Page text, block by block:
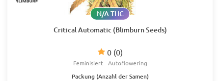
Critical Automatic (Blimburn Seeds)
0 (0)
N/A THC
Feminisiert Autoflowering
Packung (Anzahl der Samen)